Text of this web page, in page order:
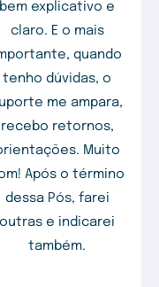
bem explicativo e
claro. E o mais
quando
tenho dúvidas, o
me ampara,
recebo retornos,
Muito
Após o término
dessa Pós, farei
outras e indicarei
também.